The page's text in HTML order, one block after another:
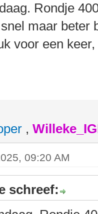
Rondje
maar beter
voor een
,
09:20 AM
schreef: